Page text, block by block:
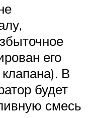
его
В
будет
смесь